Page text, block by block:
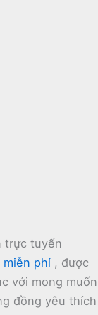
trực tuyến
miễn phí , được
với mong muốn
đồng yêu thích